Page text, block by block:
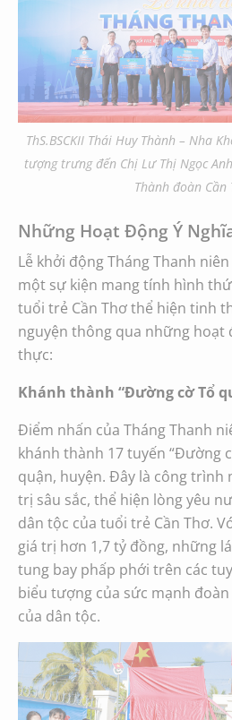
ThS.BSCKII Thái Huy Thành – Nha
tượng trưng đến Chị Lư Thị Ngọc
Thành đoàn Cần
Những Hoạt Động Ý
Lễ khởi động Tháng Thanh
một sự kiện mang tính hình
tuổi trẻ Cần Thơ thể hiện tinh
nguyện thông qua những hoạt
thực:
Khánh thành “Đường cờ Tổ
Điểm nhấn của Tháng Thanh
khánh thành 17 tuyến “Đường
quận, huyện. Đây là công trình
trị sâu sắc, thể hiện lòng yêu
dân tộc của tuổi trẻ Cần Thơ.
giá trị hơn 1,7 tỷ đồng, những
tung bay phấp phới trên các
biểu tượng của sức mạnh
của dân tộc.